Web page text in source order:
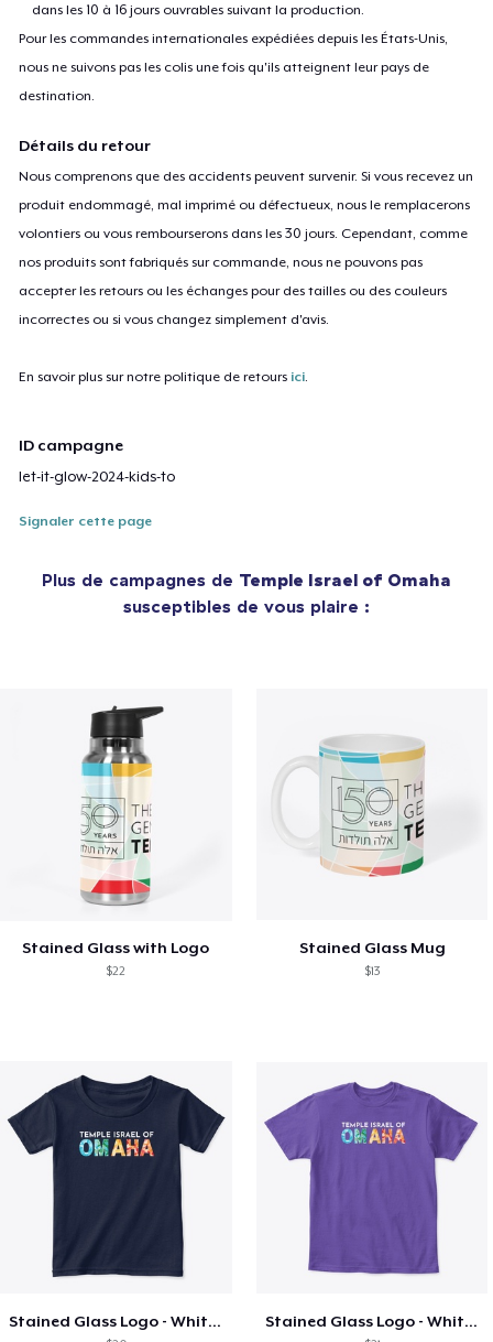
dans les 10 à 16 jours ouvrables suivant la production.
Pour les commandes internationales expédiées depuis les États-Unis,
nous ne suivons pas les colis une fois qu'ils atteignent leur pays de
destination.
Détails du retour
Nous comprenons que des accidents peuvent survenir. Si vous recevez un
produit endommagé, mal imprimé ou défectueux, nous le remplacerons
volontiers ou vous rembourserons dans les 30 jours. Cependant, comme
nos produits sont fabriqués sur commande, nous ne pouvons pas
accepter les retours ou les échanges pour des tailles ou des couleurs
incorrectes ou si vous changez simplement d'avis.
En savoir plus sur notre politique de retours ici.
ID campagne
let-it-glow-2024-kids-to
Signaler cette page
Plus de campagnes de Temple Israel of Omaha
susceptibles de vous plaire :
Stained Glass with Logo
$22
Stained Glass Mug
$13
Stained Glass Logo - White Text Stained Glass Logo - White Text